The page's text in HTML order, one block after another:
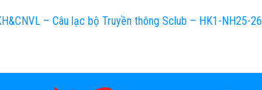
– Câu lạc bộ Truyền thông Sclub – HK1-NH25-26